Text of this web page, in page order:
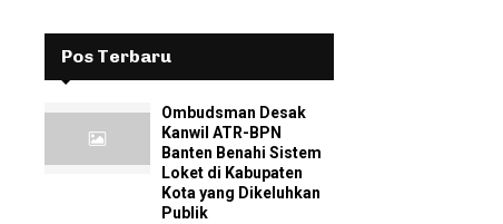
Pos Terbaru
Ombudsman Desak
Kanwil ATR-BPN
Banten Benahi Sistem
Loket di Kabupaten
Kota yang Dikeluhkan
Publik